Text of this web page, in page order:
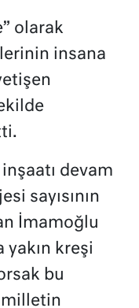
olarak
insana
devam
sayısının
İmamoğlu
yakın kreşi
bu
milletin